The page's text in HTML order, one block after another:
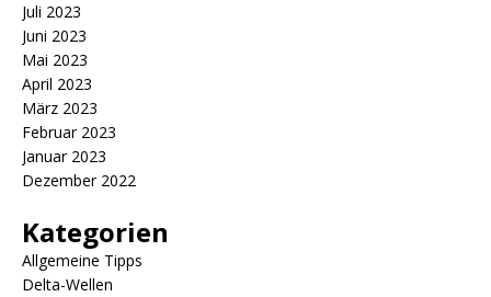
Juli 2023
Juni 2023
Mai 2023
April 2023
März 2023
Februar 2023
Januar 2023
Dezember 2022
Kategorien
Allgemeine Tipps
Delta-Wellen